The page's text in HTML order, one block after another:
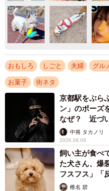
おもしろ しごと 夫婦 グル
お菓子 街ネタ
京都駅をぶら
ン」のポーズ
なぜ？ 近づ
未熟」中将 タカノリ
2026.08.06
飼い主が食べ
た犬さん、爆
フスフス」「
椎名 碧